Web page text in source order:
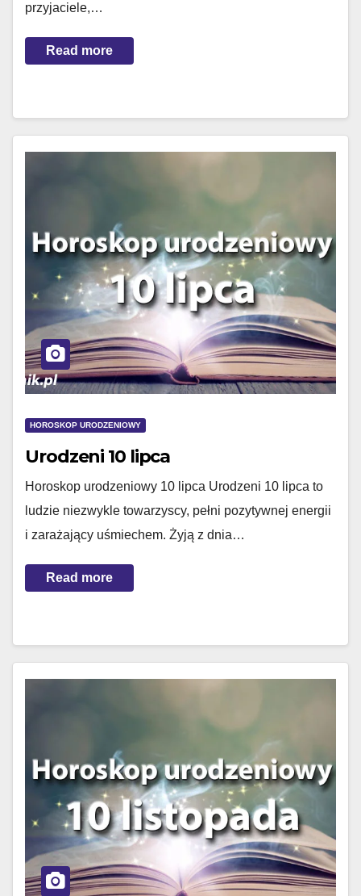
przyjaciele,…
Read more
HOROSKOP URODZENIOWY
Urodzeni 10 lipca
Horoskop urodzeniowy 10 lipca Urodzeni 10 lipca to
ludzie niezwykle towarzyscy, pełni pozytywnej energii
i zarażający uśmiechem. Żyją z dnia…
Read more